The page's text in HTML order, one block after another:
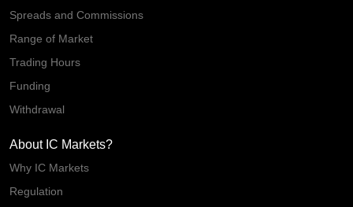
Spreads and Commissions
Range of Market
Trading Hours
Funding
Withdrawal
About IC Markets?
Why IC Markets
Regulation